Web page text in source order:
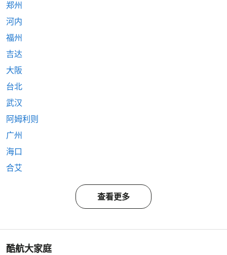
郑州
河内
福州
吉达
大阪
台北
武汉
阿姆利则
广州
海口
合艾
查看更多
酷航大家庭